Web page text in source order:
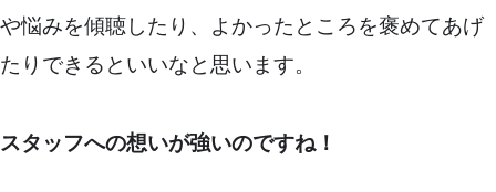
や悩みを傾聴したり、よかったところを褒めてあげ
たりできるといいなと思います。
スタッフへの想いが強いのですね！